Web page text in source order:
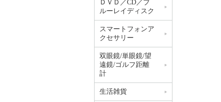
ＤＶＤ／CD／ブ
ルーレイディスク
スマートフォンア
クセサリー
双眼鏡/単眼鏡/望
遠鏡/ゴルフ距離
計
生活雑貨